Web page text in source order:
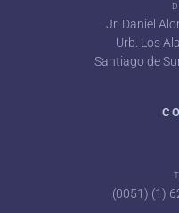
Jr. Daniel
Urb. Los
Santiago de
(0051) (1)